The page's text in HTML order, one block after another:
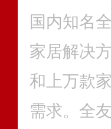
国内知名
家居解决
和上万款
需求。全